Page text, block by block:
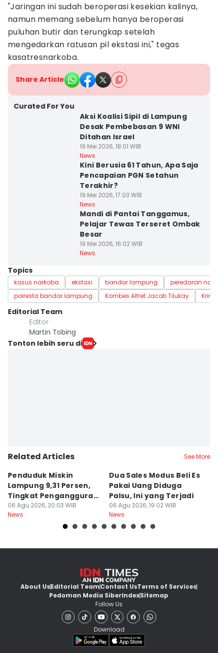
"Jaringan ini sudah beroperasi kesekian kalinya,
namun memang sebelum hanya beroperasi
puluhan butir dan terungkap setelah
mengedarkan ratusan pil ekstasi ini," tegas
kasatresnarkoba.
Share Article
Curated For You
Aksi Koalisi Sipil di Lampung
Desak Pembebasan 9 WNI
Ditahan Israel
19 Mei 2026, 18:01 WIB
News
Kini Berusia 61 Tahun, Apa Saja
Pencapaian PGN Setahun
Terakhir?
19 Mei 2026, 17:03 WIB
News
Mandi di Pantai Tanggamus,
Pelajar Tewas Terseret Ombak
Besar
19 Mei 2026, 16:02 WIB
News
Topics
kasus narkoba ekstasi bandar lampung
peredaran
polresta bandar lampung
Kombes Alfret Jacob Tilukay
Editorial Team
Editor
Martin Tobing
Tonton lebih seru di
Related Articles See More
Penduduk Miskin
Lampung 9,31 Persen,
Tingkat Pengangguran
Terbuka Naik
06 Agu 2026, 20:03 WIB
News
Dua Sales Modus Beli Es
Pakai Uang Diduga
Palsu, Ini yang Terjadi
06 Agu 2026, 19:02 WIB
News
About UsEditorial TeamContact UsTerms of Services
Pedoman Media SiberIndexSitemap
Follow Us
Download